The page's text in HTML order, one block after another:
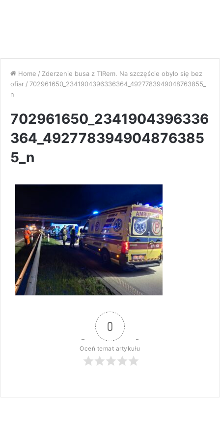
Home / Zderzenie busa z TIRem. Na szczęście obyło się bez
ofiar / 702961650_2341904396336364_4927783949048763855_
n
702961650_2341904396336
364_492778394904876385
5_n
0
Oceń temat artykułu